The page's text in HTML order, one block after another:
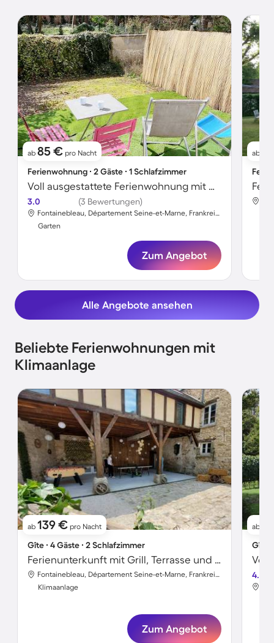
ab 85 € pro Nacht
Ferienwohnung ∙ 2 Gäste ∙ 1 Schlafzimmer
Voll ausgestattete Ferienwohnung mit Garten | Perfekt für die Arbeit von Zuhause
3.0 (3 Bewertungen)
Fontainebleau, Département Seine-et-Marne, Frankreich
Garten
Zum Angebot
ab
Alle Angebote ansehen
Beliebte Ferienwohnungen mit
Klimaanlage
ab 139 € pro Nacht
Gîte ∙ 4 Gäste ∙ 2 Schlafzimmer
Ferienunterkunft mit Grill, Terrasse und Garten
Fontainebleau, Département Seine-et-Marne, Frankreich
Klimaanlage
Zum Angebot
ab
Gîte
4.7